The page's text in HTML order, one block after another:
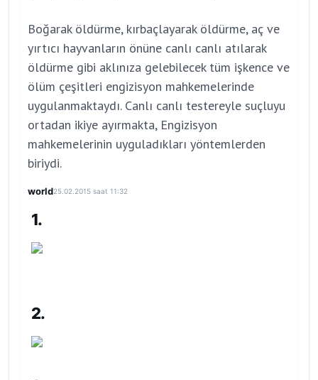
Boğarak öldürme, kırbaçlayarak öldürme, aç ve
yırtıcı hayvanların önüne canlı canlı atılarak
öldürme gibi aklınıza gelebilecek tüm işkence ve
ölüm çeşitleri engizisyon mahkemelerinde
uygulanmaktaydı. Canlı canlı testereyle suçluyu
ortadan ikiye ayırmakta, Engizisyon
mahkemelerinin uyguladıkları yöntemlerden
biriydi.
world25.02.2015 saat 11:32
1.
2.